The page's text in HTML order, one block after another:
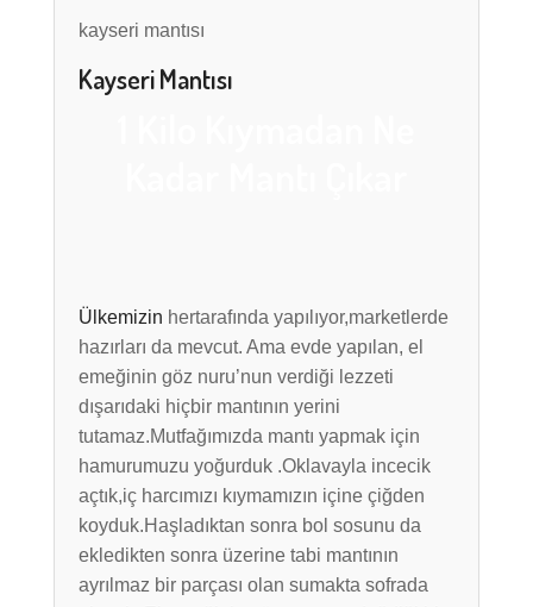
kayseri mantısı
Kayseri Mantısı
Ülkemizin hertarafında yapılıyor,marketlerde
hazırları da mevcut. Ama evde yapılan, el
emeğinin göz nuru’nun verdiği lezzeti
dışarıdaki hiçbir mantının yerini
tutamaz.Mutfağımızda mantı yapmak için
hamurumuzu yoğurduk .Oklavayla incecik
açtık,iç harcımızı kıymamızın içine çiğden
koyduk.Haşladıktan sonra bol sosunu da
ekledikten sonra üzerine tabi mantının
ayrılmaz bir parçası olan sumakta sofrada